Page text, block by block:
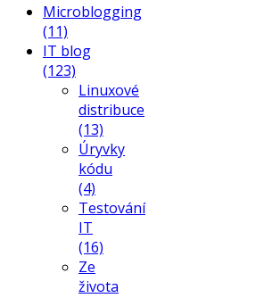
Microblogging
(11)
IT blog
(123)
Linuxové
distribuce
(13)
Úryvky
kódu
(4)
Testování
IT
(16)
Ze
života